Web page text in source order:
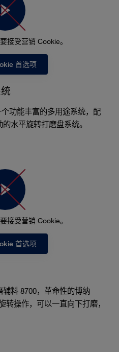
接受营销 Cookie。
首选项
功能丰富的多用途系统，配
水平旋转打磨盘系统。
接受营销 Cookie。
首选项
料 8700，革命性的博纳
转操作，可以一直向下打磨，